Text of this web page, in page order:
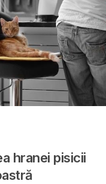
hranei pisicii